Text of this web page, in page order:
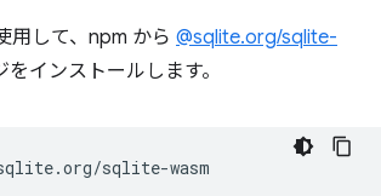
用して、npm から @sqlite.org/sqlite-
をインストールします。